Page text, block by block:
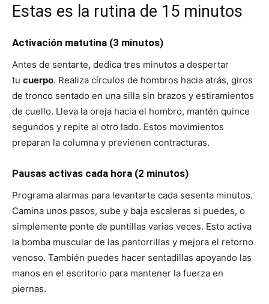
Estas es la rutina de 15 minutos
Activación matutina (3 minutos)
Antes de sentarte, dedica tres minutos a despertar
tu cuerpo. Realiza círculos de hombros hacia atrás, giros
de tronco sentado en una silla sin brazos y estiramientos
de cuello. Lleva la oreja hacia el hombro, mantén quince
segundos y repite al otro lado. Estos movimientos
preparan la columna y previenen contracturas.
Pausas activas cada hora (2 minutos)
Programa alarmas para levantarte cada sesenta minutos.
Camina unos pasos, sube y baja escaleras si puedes, o
simplemente ponte de puntillas varias veces. Esto activa
la bomba muscular de las pantorrillas y mejora el retorno
venoso. También puedes hacer sentadillas apoyando las
manos en el escritorio para mantener la fuerza en
piernas.